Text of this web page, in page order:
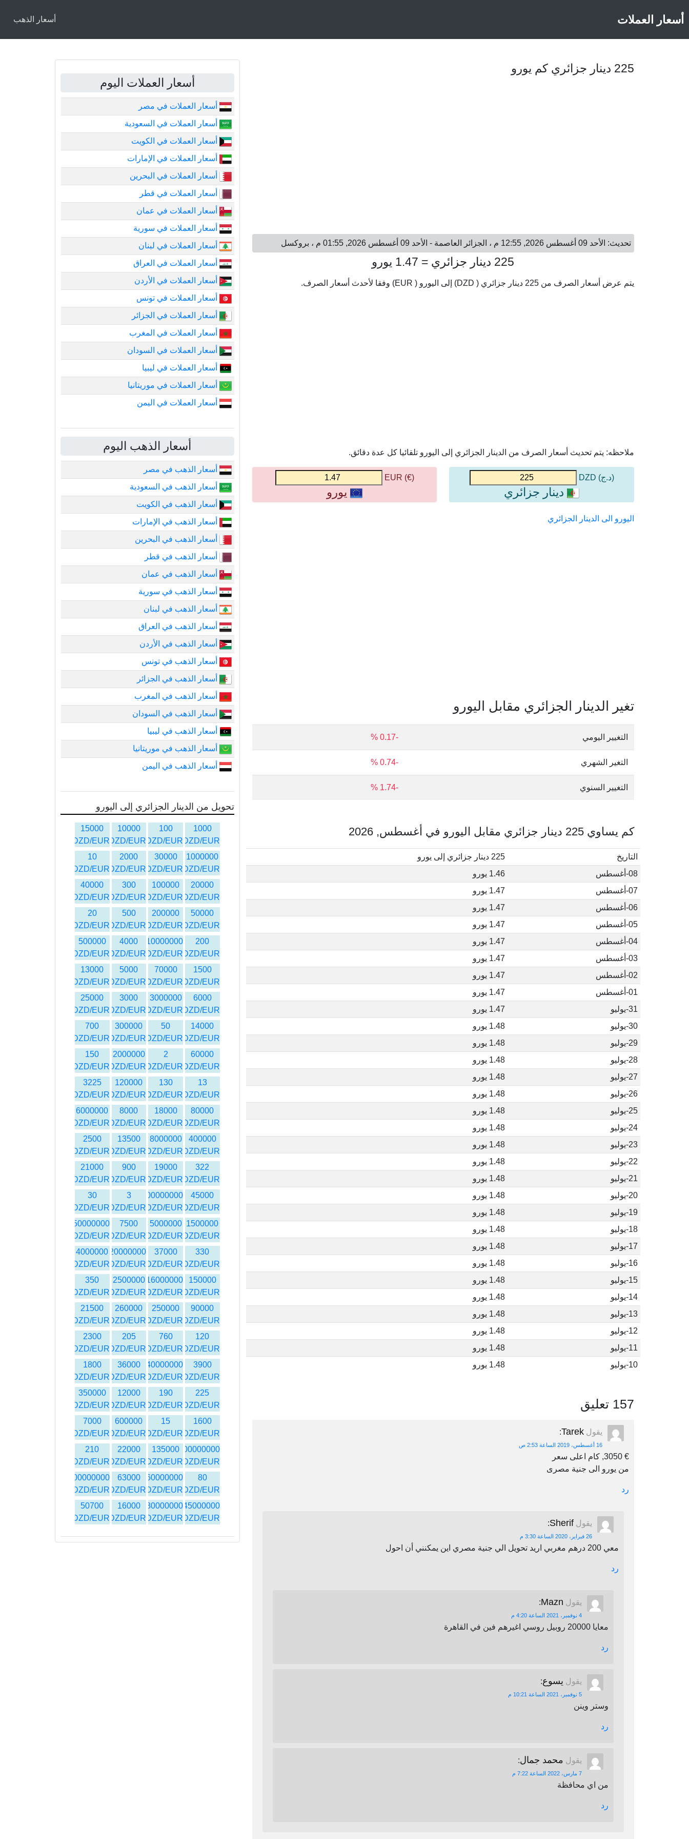
أسعار العملات أسعار الذهب
225 دينار جزائري كم يورو
تحديث: الأحد 09 أغسطس 2026, 12:55 م ، الجزائر العاصمة - الأحد 09 أغسطس 2026, 01:55 م ، بروكسل
225 دينار جزائري = 1.47 يورو
يتم عرض أسعار الصرف من 225 دينار جزائري ( DZD) إلى اليورو ( EUR) وفقا لأحدث أسعار الصرف.
ملاحظه: يتم تحديث أسعار الصرف من الدينار الجزائري إلى اليورو تلقائيا كل عدة دقائق.
(د.ج) DZD
دينار جزائري
(€) EUR
يورو
اليورو الى الدينار الجزائري
تغير الدينار الجزائري مقابل اليورو
التغيير اليومي -0.17 %
التغير الشهري -0.74 %
التغيير السنوي -1.74 %
كم يساوي 225 دينار جزائري مقابل اليورو في أغسطس, 2026
التاريخ
225 دينار جزائري إلى يورو
08-أغسطس
1.46 يورو
07-أغسطس
1.47 يورو
06-أغسطس
1.47 يورو
05-أغسطس
1.47 يورو
04-أغسطس
1.47 يورو
03-أغسطس
1.47 يورو
02-أغسطس
1.47 يورو
01-أغسطس
1.47 يورو
31-يوليو
1.47 يورو
30-يوليو
1.48 يورو
29-يوليو
1.48 يورو
28-يوليو
1.48 يورو
27-يوليو
1.48 يورو
26-يوليو
1.48 يورو
25-يوليو
1.48 يورو
24-يوليو
1.48 يورو
23-يوليو
1.48 يورو
22-يوليو
1.48 يورو
21-يوليو
1.48 يورو
20-يوليو
1.48 يورو
19-يوليو
1.48 يورو
18-يوليو
1.48 يورو
17-يوليو
1.48 يورو
16-يوليو
1.48 يورو
15-يوليو
1.48 يورو
14-يوليو
1.48 يورو
13-يوليو
1.48 يورو
12-يوليو
1.48 يورو
11-يوليو
1.48 يورو
10-يوليو
1.48 يورو
157 تعليق
يقول Tarek
:
16 أغسطس، 2019 الساعة 2:53 ص
€ 3050, كام اعلى سعر
من يورو الى جنية مصرى
رد
يقول Sherif
:
26 فبراير، 2020 الساعة 3:30 م
معي 200 درهم مغربي اريد تحويل الي جنية مصري اين يمكنني أن احول
رد
يقول Mazn
:
4 نوفمبر، 2021 الساعة 4:20 م
معايا 20000 روبيل روسي اغيرهم فين في القاهرة
رد
يقول يسوع:
5 نوفمبر، 2021 الساعة 10:21 م
وستر وينن
رد
يقول محمد جمال:
7 مارس، 2022 الساعة 7:22 م
من اي محافظة
رد
أسعار العملات اليوم
أسعار العملات في مصر
أسعار العملات في السعودية
أسعار العملات في الكويت
أسعار العملات في الإمارات
أسعار العملات في البحرين
أسعار العملات في قطر
أسعار العملات في عمان
أسعار العملات في سورية
أسعار العملات في لبنان
أسعار العملات في العراق
أسعار العملات في الأردن
أسعار العملات في تونس
أسعار العملات في الجزائر
أسعار العملات في المغرب
أسعار العملات في السودان
أسعار العملات في ليبيا
أسعار العملات في موريتانيا
أسعار العملات في اليمن
أسعار الذهب اليوم
أسعار الذهب في مصر
أسعار الذهب في السعودية
أسعار الذهب في الكويت
أسعار الذهب في الإمارات
أسعار الذهب في البحرين
أسعار الذهب في قطر
أسعار الذهب في عمان
أسعار الذهب في سورية
أسعار الذهب في لبنان
أسعار الذهب في العراق
أسعار الذهب في الأردن
أسعار الذهب في تونس
أسعار الذهب في الجزائر
أسعار الذهب في المغرب
أسعار الذهب في السودان
أسعار الذهب في ليبيا
أسعار الذهب في موريتانيا
أسعار الذهب في اليمن
تحويل من الدينار الجزائري إلى اليورو
1000
DZD/EUR
100
DZD/EUR
10000
DZD/EUR
15000
DZD/EUR
1000000
DZD/EUR
30000
DZD/EUR
2000
DZD/EUR
10
DZD/EUR
20000
DZD/EUR
100000
DZD/EUR
300
DZD/EUR
40000
DZD/EUR
50000
DZD/EUR
200000
DZD/EUR
500
DZD/EUR
20
DZD/EUR
200
DZD/EUR
10000000
DZD/EUR
4000
DZD/EUR
500000
DZD/EUR
1500
DZD/EUR
70000
DZD/EUR
5000
DZD/EUR
13000
DZD/EUR
6000
DZD/EUR
3000000
DZD/EUR
3000
DZD/EUR
25000
DZD/EUR
14000
DZD/EUR
50
DZD/EUR
300000
DZD/EUR
700
DZD/EUR
60000
DZD/EUR
2
DZD/EUR
2000000
DZD/EUR
150
DZD/EUR
13
DZD/EUR
130
DZD/EUR
120000
DZD/EUR
3225
DZD/EUR
80000
DZD/EUR
18000
DZD/EUR
8000
DZD/EUR
6000000
DZD/EUR
400000
DZD/EUR
8000000
DZD/EUR
13500
DZD/EUR
2500
DZD/EUR
322
DZD/EUR
19000
DZD/EUR
900
DZD/EUR
21000
DZD/EUR
45000
DZD/EUR
100000000
DZD/EUR
3
DZD/EUR
30
DZD/EUR
1500000
DZD/EUR
5000000
DZD/EUR
7500
DZD/EUR
50000000
DZD/EUR
330
DZD/EUR
37000
DZD/EUR
20000000
DZD/EUR
4000000
DZD/EUR
150000
DZD/EUR
16000000
DZD/EUR
2500000
DZD/EUR
350
DZD/EUR
90000
DZD/EUR
250000
DZD/EUR
260000
DZD/EUR
21500
DZD/EUR
120
DZD/EUR
760
DZD/EUR
205
DZD/EUR
2300
DZD/EUR
3900
DZD/EUR
40000000
DZD/EUR
36000
DZD/EUR
1800
DZD/EUR
225
DZD/EUR
190
DZD/EUR
12000
DZD/EUR
350000
DZD/EUR
1600
DZD/EUR
15
DZD/EUR
600000
DZD/EUR
7000
DZD/EUR
1000000000
DZD/EUR
135000
DZD/EUR
22000
DZD/EUR
210
DZD/EUR
80
DZD/EUR
60000000
DZD/EUR
63000
DZD/EUR
300000000
DZD/EUR
45000000
DZD/EUR
180000000
DZD/EUR
16000
DZD/EUR
50700
DZD/EUR